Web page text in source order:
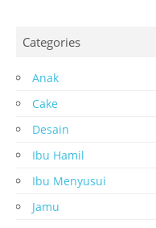
Categories
Anak
Cake
Desain
Ibu Hamil
Ibu Menyusui
Jamu